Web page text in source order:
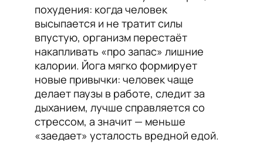
похудения: когда человек
высыпается и не тратит силы
впустую, организм перестаёт
накапливать «про запас» лишние
калории. Йога мягко формирует
новые привычки: человек чаще
делает паузы в работе, следит за
дыханием, лучше справляется со
стрессом, а значит — меньше
«заедает» усталость вредной едой.